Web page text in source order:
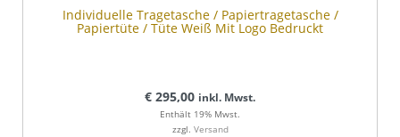
Individuelle Tragetasche / Papiertragetasche /
Papiertüte / Tüte Weiß Mit Logo Bedruckt
€ 295,00 inkl. Mwst.
Enthält 19% Mwst.
zzgl. Versand